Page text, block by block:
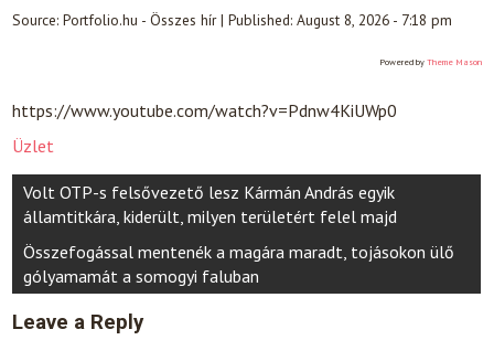
Source:Portfolio.hu - Összes hír|Published:August 8, 2026 - 7:18 pm
Powered by Theme Mason
https://www.youtube.com/watch?v=Pdnw4KiUWp0
Üzlet
Post
navigation
Volt OTP-s felsővezető lesz Kármán András egyik
államtitkára, kiderült, milyen területért felel majd
Összefogással mentenék a magára maradt, tojásokon ülő
gólyamamát a somogyi faluban
Leave a Reply